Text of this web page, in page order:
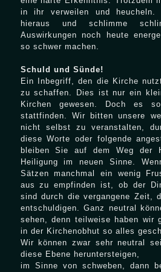
in ihr verweilen und heucheln.
hieraus und schlimme
Auswirkungen noch heute
so schwer machen.
Schuld und Sünde!
Ein Inbegriff, den die Kirche
zu schaffen. Dies ist nur ein
Kirchen gewesen. Doch es
stattfinden. Wir bitten unsere
nicht selbst zu veranstalten,
diese Worte oder folgende
bleiben Sie auf dem Weg der
Heiligung im neuen Sinne.
Sätzen manchmal ein wenig
aus zu empfinden ist, ob der
sind durch die vergangene Zeit,
entschuldigen. Ganz neutral
sehen, denn teilweise haben wir
in der Kirchenobhut so alles
Wir können zwar sehr neutral
diese Ebene heruntersteigen,
im Sinne von schweben, dann